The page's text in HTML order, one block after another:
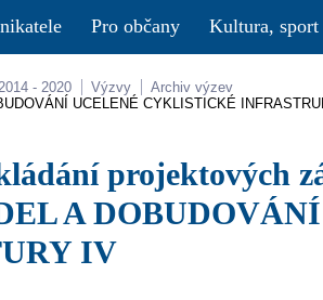
Pro občany Kultura, sport
Kariéra
- 2020 Výzvy
Archiv výzev
UCELENÉ CYKLISTICKÉ
A
IV